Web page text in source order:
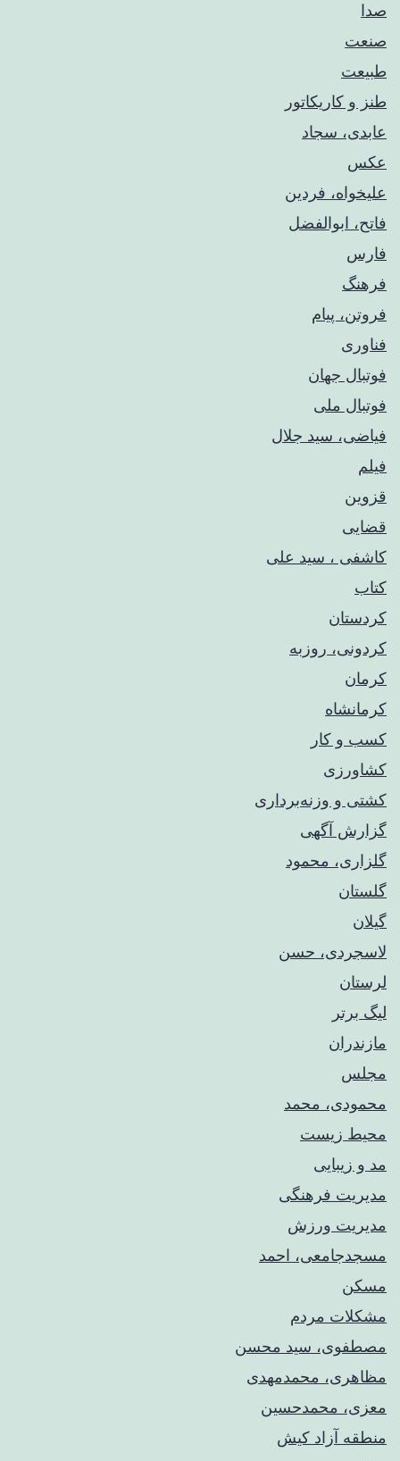
صدا
صنعت
طبیعت
طنز و کاریکاتور
عابدی، سجاد
عکس
علیخواه، فردین
فاتح، ابوالفضل
فارس
فرهنگ
فروتن، پیام
فناوری
فوتبال جهان
فوتبال ملی
فیاضی، سید جلال
فیلم
قزوین
قضایی
کاشفی ، سید علی
کتاب
کردستان
کردونی، روزبه
کرمان
کرمانشاه
کسب و کار
کشاورزی
کشتی و وزنه‌برداری
گزارش آگهی
گلزاری، محمود
گلستان
گیلان
لاسجردی، حسن
لرستان
لیگ برتر
مازندران
مجلس
محمودی، محمد
محیط زیست
مد و زیبایی
مدیریت فرهنگی
مدیریت ورزش
مسجدجامعی، احمد
مسکن
مشکلات مردم
مصطفوی، سید محسن
مظاهری، محمدمهدی
معزی، محمدحسین
منطقه آزاد کیش